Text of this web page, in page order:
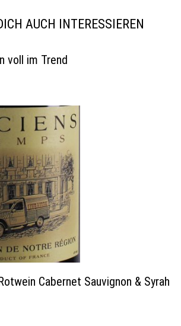
AUCH INTERESSIEREN
voll im Trend
Cabernet Sauvignon & Syrah